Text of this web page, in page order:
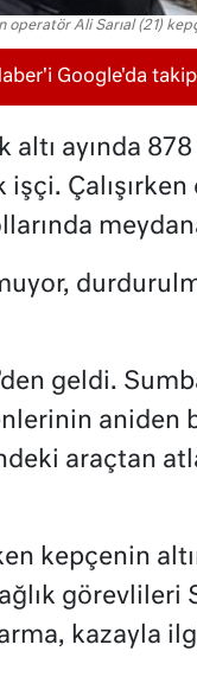
Ali Sarıal (21)
Google'da
altı ayında
geldi.
aniden
araçtan
kepçenin
görevlileri
kazayla